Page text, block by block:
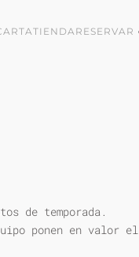
TIENDARESERVAR
de temporada.
ponen en valor el